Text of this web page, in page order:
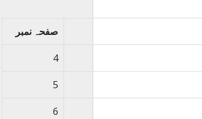
صفحہ نمبر
4
5
6